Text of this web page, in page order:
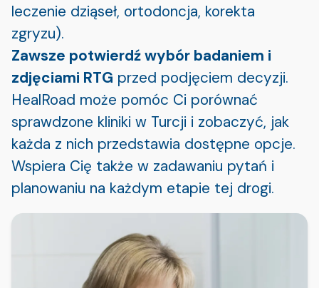
leczenie dziąseł, ortodoncja, korekta
zgryzu).
Zawsze potwierdź wybór badaniem i
zdjęciami RTG przed podjęciem decyzji.
HealRoad może pomóc Ci porównać
sprawdzone kliniki w Turcji i zobaczyć, jak
każda z nich przedstawia dostępne opcje.
Wspiera Cię także w zadawaniu pytań i
planowaniu na każdym etapie tej drogi.